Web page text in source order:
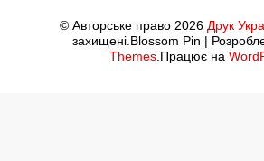
© Авторське право 2026 Друк
захищені. Blossom Pin |
Themes .Працює на